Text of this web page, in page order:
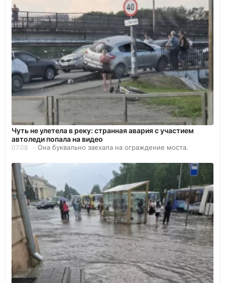
Чуть не улетела в реку: странная авария с участием
автоледи попала на видео
07.08 Она буквально заехала на ограждение моста.